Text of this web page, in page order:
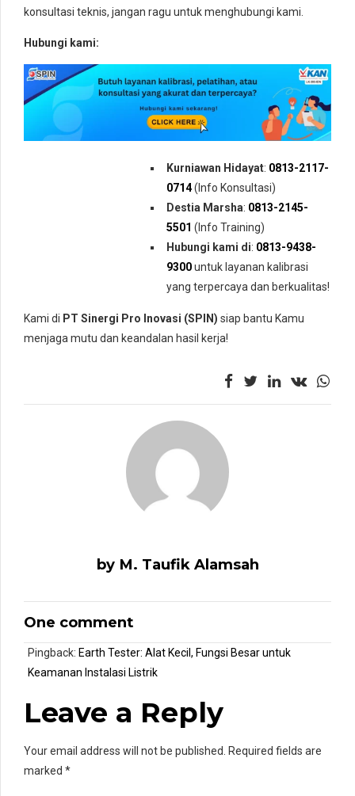
konsultasi teknis, jangan ragu untuk menghubungi kami.
Hubungi kami:
Kurniawan Hidayat: 0813-2117-
0714(Info Konsultasi)
Destia Marsha: 0813-2145-
5501 (Info Training)
Hubungi kami di: 0813-9438-
9300untuk layanan kalibrasi
yang terpercaya dan berkualitas!
Kami di PT Sinergi Pro Inovasi (SPIN) siap bantu Kamu
menjaga mutu dan keandalan hasil kerja!
by M. Taufik Alamsah
One comment
Pingback: Earth Tester: Alat Kecil, Fungsi Besar untuk
Keamanan Instalasi Listrik
Leave a Reply
Your email address will not be published. Required fields are
marked *